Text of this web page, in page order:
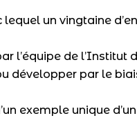
un vingtaine
l’équipe de l’Institut
développer par le
exemple unique